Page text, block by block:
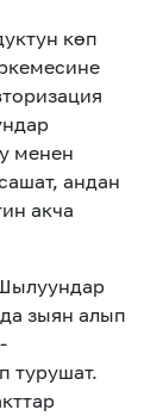
көп
менен
андан
акча
зыян алып
турушат.